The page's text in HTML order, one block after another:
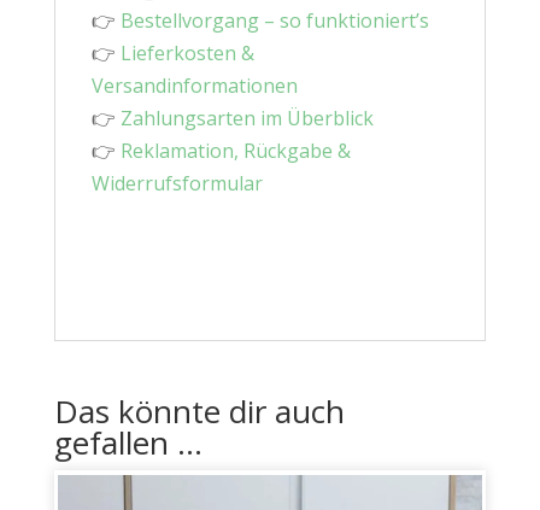
👉 Bestellvorgang – so funktioniert’s
👉 Lieferkosten &
Versandinformationen
👉 Zahlungsarten im Überblick
👉 Reklamation, Rückgabe &
Widerrufsformular
Das könnte dir auch
gefallen …